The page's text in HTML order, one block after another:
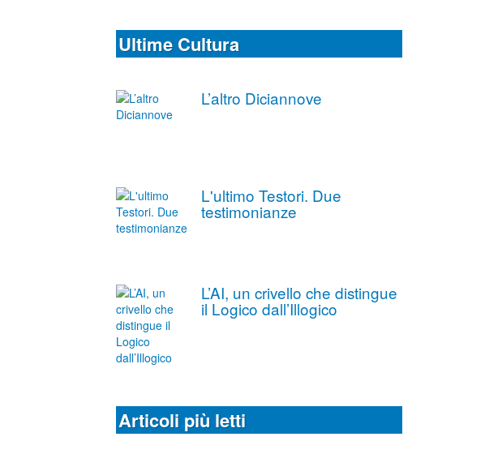
Ultime Cultura
L’altro Diciannove
L'ultimo Testori. Due
testimonianze
L’AI, un crivello che distingue
il Logico dall’Illogico
Articoli più letti